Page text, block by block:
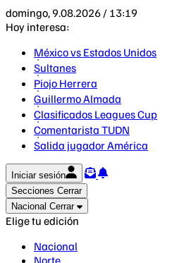
domingo, 9.08.2026 / 13:19
Hoy interesa:
México vs Estados Unidos
Sultanes
Piojo Herrera
Guillermo Almada
Clasificados Leagues Cup
Comentarista TUDN
Salida jugador América
Iniciar sesión
Secciones Cerrar
Nacional Cerrar
Elige tu edición
Nacional
Norte